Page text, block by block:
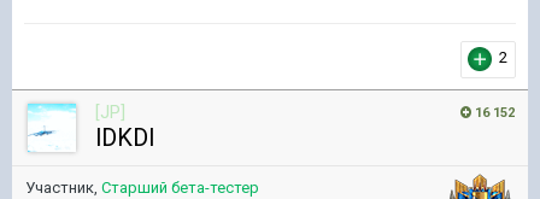
2
16 152
[JP]
lDKDl
Участник, Старший бета-тестер